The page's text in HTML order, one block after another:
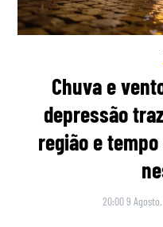
Chuva e
depressão
região e
20:00 9